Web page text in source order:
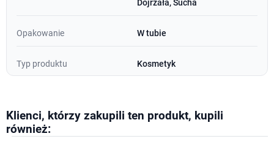
Dojrzała, Sucha
Opakowanie W tubie
Typ produktu Kosmetyk
Klienci, którzy zakupili ten produkt, kupili
również: